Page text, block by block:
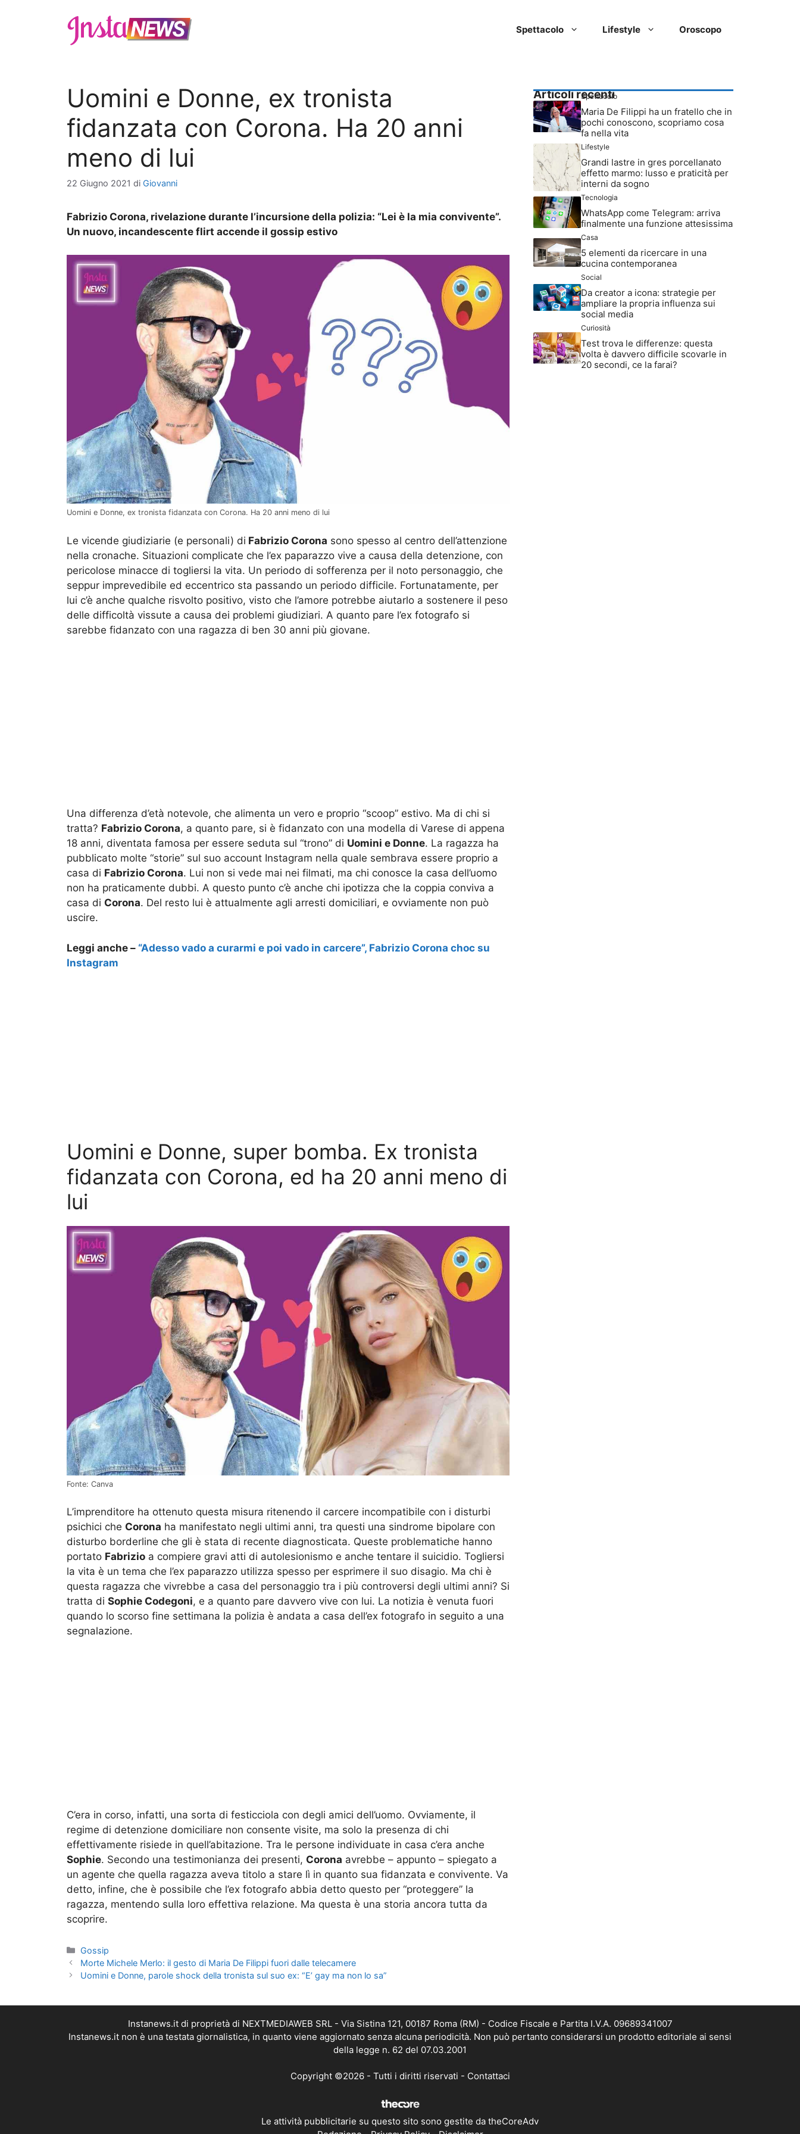
Spettacolo Lifestyle Oroscopo
Uomini e Donne, ex tronista
fidanzata con Corona. Ha 20 anni
meno di lui
22 Giugno 2021 di Giovanni
Fabrizio Corona, rivelazione durante l’incursione della polizia: “Lei è la mia convivente”.
Un nuovo, incandescente flirt accende il gossip estivo
Uomini e Donne, ex tronista fidanzata con Corona. Ha 20 anni meno di lui
Le vicende giudiziarie (e personali) di Fabrizio Corona sono spesso al centro dell’attenzione
nella cronache. Situazioni complicate che l’ex paparazzo vive a causa della detenzione, con
pericolose minacce di togliersi la vita. Un periodo di sofferenza per il noto personaggio, che
seppur imprevedibile ed eccentrico sta passando un periodo difficile. Fortunatamente, per
lui c’è anche qualche risvolto positivo, visto che l’amore potrebbe aiutarlo a sostenere il peso
delle difficoltà vissute a causa dei problemi giudiziari. A quanto pare l’ex fotografo si
sarebbe fidanzato con una ragazza di ben 30 anni più giovane.
Una differenza d’età notevole, che alimenta un vero e proprio “scoop” estivo. Ma di chi si
tratta? Fabrizio Corona, a quanto pare, si è fidanzato con una modella di Varese di appena
18 anni, diventata famosa per essere seduta sul “trono” di Uomini e Donne. La ragazza ha
pubblicato molte “storie” sul suo account Instagram nella quale sembrava essere proprio a
casa di Fabrizio Corona. Lui non si vede mai nei filmati, ma chi conosce la casa dell’uomo
non ha praticamente dubbi. A questo punto c’è anche chi ipotizza che la coppia conviva a
casa di Corona. Del resto lui è attualmente agli arresti domiciliari, e ovviamente non può
uscire.
Leggi anche – “Adesso vado a curarmi e poi vado in carcere”, Fabrizio Corona choc su
Instagram
Uomini e Donne, super bomba. Ex tronista
fidanzata con Corona, ed ha 20 anni meno di
lui
Fonte: Canva
L’imprenditore ha ottenuto questa misura ritenendo il carcere incompatibile con i disturbi
psichici che Corona ha manifestato negli ultimi anni, tra questi una sindrome bipolare con
disturbo borderline che gli è stata di recente diagnosticata. Queste problematiche hanno
portato Fabrizio a compiere gravi atti di autolesionismo e anche tentare il suicidio. Togliersi
la vita è un tema che l’ex paparazzo utilizza spesso per esprimere il suo disagio. Ma chi è
questa ragazza che vivrebbe a casa del personaggio tra i più controversi degli ultimi anni? Si
tratta di Sophie Codegoni, e a quanto pare davvero vive con lui. La notizia è venuta fuori
quando lo scorso fine settimana la polizia è andata a casa dell’ex fotografo in seguito a una
segnalazione.
C’era in corso, infatti, una sorta di festicciola con degli amici dell’uomo. Ovviamente, il
regime di detenzione domiciliare non consente visite, ma solo la presenza di chi
effettivamente risiede in quell’abitazione. Tra le persone individuate in casa c’era anche
Sophie. Secondo una testimonianza dei presenti, Corona avrebbe – appunto – spiegato a
un agente che quella ragazza aveva titolo a stare lì in quanto sua fidanzata e convivente. Va
detto, infine, che è possibile che l’ex fotografo abbia detto questo per “proteggere” la
ragazza, mentendo sulla loro effettiva relazione. Ma questa è una storia ancora tutta da
scoprire.
Categorie
Gossip
Morte Michele Merlo: il gesto di Maria De Filippi fuori dalle telecamere
Uomini e Donne, parole shock della tronista sul suo ex: “E’ gay ma non lo sa”
Articoli recenti
Spettacolo
Maria De Filippi ha un fratello che in
pochi conoscono, scopriamo cosa
fa nella vita
Lifestyle
Grandi lastre in gres porcellanato
effetto marmo: lusso e praticità per
interni da sogno
Tecnologia
WhatsApp come Telegram: arriva
finalmente una funzione attesissima
Casa
5 elementi da ricercare in una
cucina contemporanea
Social
Da creator a icona: strategie per
ampliare la propria influenza sui
social media
Curiosità
Test trova le differenze: questa
volta è davvero difficile scovarle in
20 secondi, ce la farai?
Instanews.it di proprietà di NEXTMEDIAWEB SRL - Via Sistina 121, 00187 Roma (RM) - Codice Fiscale e Partita I.V.A. 09689341007
Instanews.it non è una testata giornalistica, in quanto viene aggiornato senza alcuna periodicità. Non può pertanto considerarsi un prodotto editoriale ai sensi
della legge n. 62 del 07.03.2001
Copyright ©2026 - Tutti i diritti riservati - Contattaci
Le attività pubblicitarie su questo sito sono gestite da theCoreAdv